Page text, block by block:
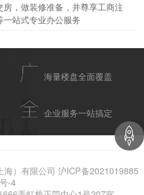
房，做装修准备，并尊享工商注
一站式专业办公服务
海量楼盘全面覆盖
企业服务一站搞定
）有限公司 沪ICP备2021019885
号-4